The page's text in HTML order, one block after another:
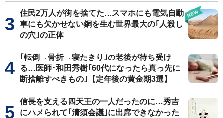
住民2万人が街を捨てた…スマホにも電気自動
車にも欠かせない銅を生む世界最大の｢人殺し
の穴｣の正体
｢転倒→骨折→寝たきり｣の老後が待ち受け
る…医師･和田秀樹｢60代になったら真っ先に
断捨離すべきもの｣【定年後の黄金期3選】
信長を支える四天王の一人だったのに…秀吉
にハメられて｢清須会議｣に出席できなかった